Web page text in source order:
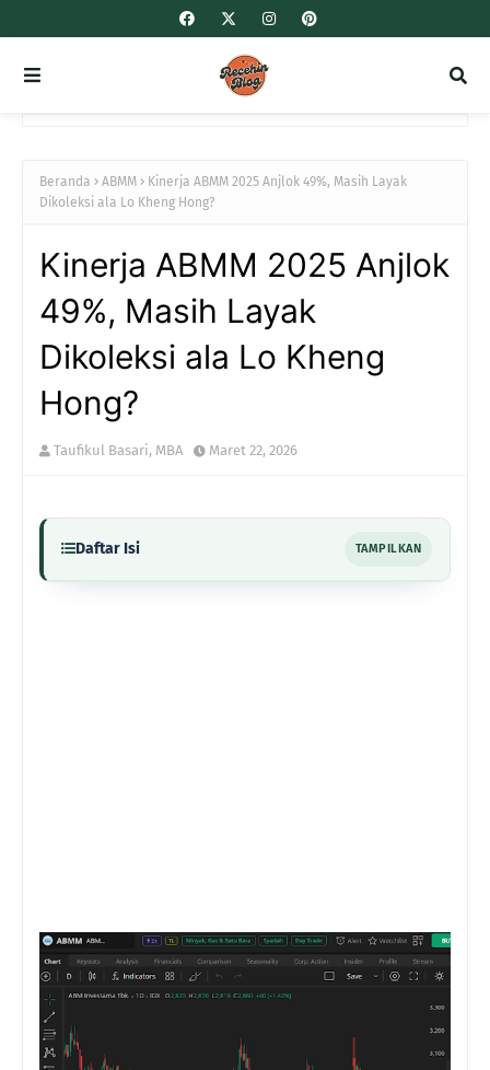
Beranda ABMM
Kinerja ABMM 2025 Anjlok 49%, Masih Layak
Dikoleksi ala Lo Kheng Hong?
Kinerja ABMM 2025 Anjlok
49%, Masih Layak
Dikoleksi ala Lo Kheng
Hong?
Taufikul Basari, MBA Maret 22, 2026
Daftar Isi TAMPILKAN